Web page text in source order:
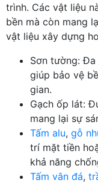
trình. Các vật liệu
bền mà còn mang
vật liệu xây dựng
Sơn tường:
giúp bảo vệ
gian.
Gạch ốp lát:
mang lại sự
Tấm alu, gỗ
trí mặt tiền
khả năng
Tấm vân đá,